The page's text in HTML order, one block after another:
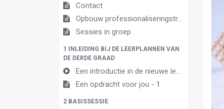
Contact
Opbouw professionaliseringstraject
Sessies in groep
1 INLEIDING BIJ DE LEERPLANNEN VAN
DE DERDE GRAAD
Een introductie in de nieuwe leerplannen van de derde graad
Een opdracht voor jou - 1
2 BASISSESSIE